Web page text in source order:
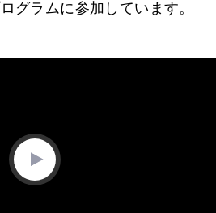
グラムに参加しています。